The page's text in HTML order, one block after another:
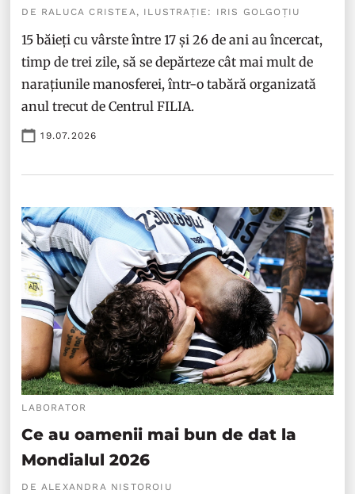
DE RALUCA CRISTEA, ILUSTRAȚIE: IRIS GOLGOȚIU
15 băieți cu vârste între 17 și 26 de ani au încercat,
timp de trei zile, să se depărteze cât mai mult de
narațiunile manosferei, într-o tabără organizată
anul trecut de Centrul FILIA.
19.07.2026
LABORATOR
Ce au oamenii mai bun de dat la
Mondialul 2026
DE ALEXANDRA NISTOROIU